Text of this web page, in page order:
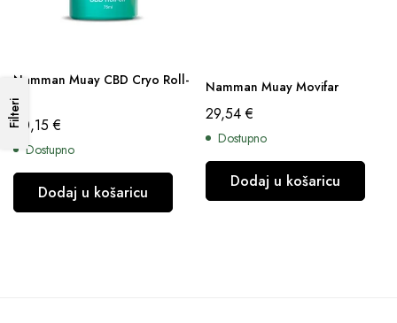
Filteri
Namman Muay CBD Cryo Roll-
on
20,15€
Dostupno
Dodaj u košaricu
Namman Muay Movifar
29,54€
Dostupno
Dodaj u košaricu